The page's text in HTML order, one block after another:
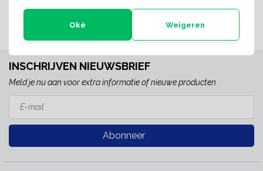
Oké Weigeren
2-4 werkdagen 2-4 werkdagen
INSCHRIJVEN NIEUWSBRIEF
Meld je nu aan voor extra informatie of nieuwe producten
Abonneer